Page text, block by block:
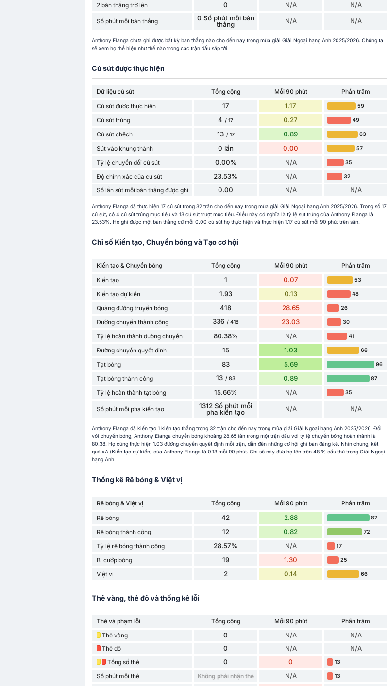
2 bàn thắng trở lên 0 N/A N/A
Số phút mỗi bàn thắng
0 Số phút mỗi bàn
thắng
N/A N/A
Anthony Elanga chưa ghi được bất kỳ bàn thắng nào cho đến nay trong mùa giải Giải Ngoại hạng Anh 2025/2026. Chúng ta
sẽ xem họ thể hiện như thế nào trong các trận đấu sắp tới.
Cú sút được thực hiện
Dữ liệu cú sút Tổng cộng Mỗi 90 phút
Phần trăm
Cú sút được thực hiện
17 1.17 59
Cú sút trúng 4 / 17 0.27 49
Cú sút chệch 13 / 17 0.89 63
Sút vào khung thành 0 lần 0.00 57
Tỷ lệ chuyển đổi cú sút 0.00% N/A 35
Độ chính xác của cú sút 23.53% N/A 32
Số lần sút mỗi bàn thắng được ghi 0.00 N/A N/A
Anthony Elanga đã thực hiện 17 cú sút trong 32 trận cho đến nay trong mùa giải Giải Ngoại hạng Anh 2025/2026. Trong số 17
cú sút, có 4 cú sút trúng mục tiêu và 13 cú sút trượt mục tiêu. Điều này có nghĩa là tỷ lệ sút trúng của Anthony Elanga là
23.53%. Họ ghi được một bàn thắng cứ mỗi 0.00 cú sút họ thực hiện và thực hiện 1.17 cú sút mỗi 90 phút trên sân.
Chỉ số Kiến tạo, Chuyền bóng và Tạo cơ hội
Kiến tạo & Chuyền bóng Tổng cộng Mỗi 90 phút
Phần trăm
Kiến tạo
1 0.07 53
Kiến tạo dự kiến 1.93 0.13 48
Quảng đường truyền bóng 418 28.65 26
Đường chuyền thành công 336 / 418 23.03 30
Tỷ lệ hoàn thành đường chuyền 80.38% N/A 41
Đường chuyền quyết định 15 1.03 66
Tạt bóng 83 5.69 96
Tạt bóng thành công 13 / 83 0.89 87
Tỷ lệ hoàn thành tạt bóng 15.66% N/A 35
Số phút mỗi pha kiến ​​tạo
1312 Số phút mỗi
pha kiến ​​tạo
N/A N/A
Anthony Elanga đã kiến tạo 1 kiến tạo thắng trong 32 trận cho đến nay trong mùa giải Giải Ngoại hạng Anh 2025/2026. Đối
với chuyền bóng, Anthony Elanga chuyền bóng khoảng 28.65 lần trong một trận đấu với tỷ lệ chuyền bóng hoàn thành là
80.38. Họ cũng thực hiện 1.03 đường chuyền quyết định mỗi trận, dẫn đến những cơ hội ghi bàn đáng kể. Nhìn chung, kết
quả xA (Kiến tạo dự kiến) của Anthony Elanga là 0.13 mỗi 90 phút. Chỉ số này đưa họ lên trên 48 % cầu thủ trong Giải Ngoại
hạng Anh.
Thống kê Rê bóng & Việt vị
Rê bóng & Việt vị Tổng cộng Mỗi 90 phút
Phần trăm
Rê bóng
42 2.88 87
Rê bóng thành công 12 0.82 72
Tỷ lệ rê bóng thành công 28.57% N/A 17
Bị cướp bóng 19 1.30 25
Việt vị 2 0.14 66
Thẻ vàng, thẻ đỏ và thống kê lỗi
Thẻ và phạm lỗi Tổng cộng Mỗi 90 phút
Phần trăm
Thẻ vàng
0 N/A N/A
Thẻ đỏ 0 N/A N/A
Tổng số thẻ 0 0 13
Số phút mỗi thẻ Không phải nhận thẻ N/A 13